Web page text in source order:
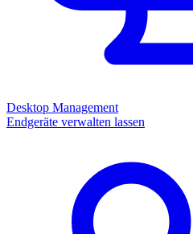
Desktop Management
Endgeräte verwalten lassen